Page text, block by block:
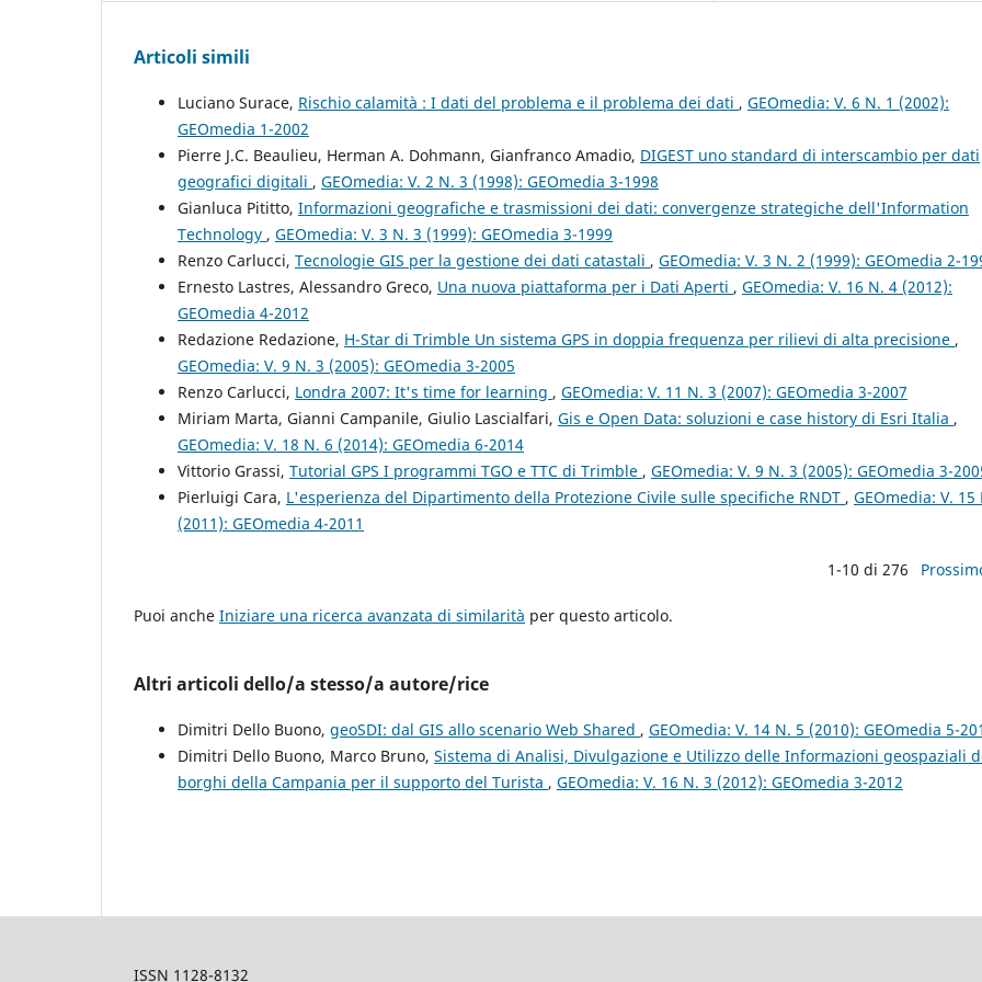
Articoli simili
Luciano Surace, Rischio calamità : I dati del problema e il problema dei dati , GEOmedia: V. 6 N. 1 (2002):
GEOmedia 1-2002
Pierre J.C. Beaulieu, Herman A. Dohmann, Gianfranco Amadio, DIGEST uno standard di interscambio per dati
geografici digitali , GEOmedia: V. 2 N. 3 (1998): GEOmedia 3-1998
Gianluca Pititto, Informazioni geografiche e trasmissioni dei dati: convergenze strategiche dell'Information
Technology , GEOmedia: V. 3 N. 3 (1999): GEOmedia 3-1999
Renzo Carlucci, Tecnologie GIS per la gestione dei dati catastali , GEOmedia: V. 3 N. 2 (1999): GEOmedia 2-
Ernesto Lastres, Alessandro Greco, Una nuova piattaforma per i Dati Aperti , GEOmedia: V. 16 N. 4 (2012):
GEOmedia 4-2012
Redazione Redazione, H-Star di Trimble Un sistema GPS in doppia frequenza per rilievi di alta precisione ,
GEOmedia: V. 9 N. 3 (2005): GEOmedia 3-2005
Renzo Carlucci, Londra 2007: It's time for learning , GEOmedia: V. 11 N. 3 (2007): GEOmedia 3-2007
Miriam Marta, Gianni Campanile, Giulio Lascialfari, Gis e Open Data: soluzioni e case history di Esri Italia ,
GEOmedia: V. 18 N. 6 (2014): GEOmedia 6-2014
Vittorio Grassi, Tutorial GPS I programmi TGO e TTC di Trimble , GEOmedia: V. 9 N. 3 (2005): GEOmedia 3-
Pierluigi Cara, L'esperienza del Dipartimento della Protezione Civile sulle specifiche RNDT , GEOmedia: V. 15
(2011): GEOmedia 4-2011
1-10 di 276
Puoi anche Iniziare una ricerca avanzata di similarità per questo articolo.
Altri articoli dello/a stesso/a autore/rice
Dimitri Dello Buono, geoSDI: dal GIS allo scenario Web Shared , GEOmedia: V. 14 N. 5 (2010): GEOmedia 5-
Dimitri Dello Buono, Marco Bruno, Sistema di Analisi, Divulgazione e Utilizzo delle Informazioni geospaziali
borghi della Campania per il supporto del Turista , GEOmedia: V. 16 N. 3 (2012): GEOmedia 3-2012
ISSN 1128-8132